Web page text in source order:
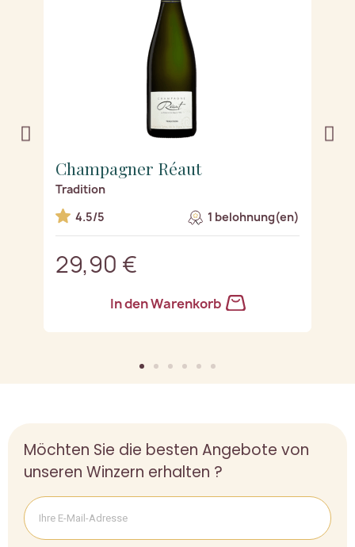
Champagner Réaut
Tradition
4.5/5
1 belohnung(en)
29,90 €
In den Warenkorb
Möchten Sie die besten Angebote von
unseren Winzern erhalten ?